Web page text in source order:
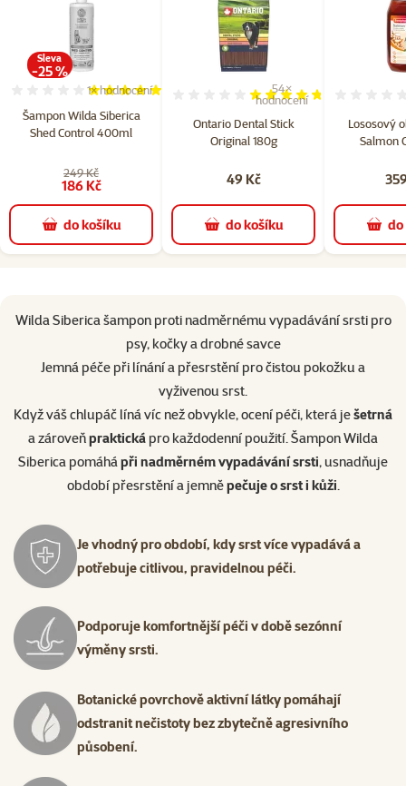
Šampon Wilda Siberica
Shed Control 400ml
Hodnocení 100%, počet hodnocení: 1
1×hodnocení
249 Kč
186 Kč
Sleva
-25 %
do košíku
Ontario Dental Stick
Original 180g
Hodnocení 94%, počet
54×
hodnocení
49 Kč
do košíku
Lososový
Salmon
Wilda Siberica šampon proti nadměrnému vypadávání srsti pro
psy, kočky a drobné savce
Jemná péče při línání a přesrstění pro čistou pokožku a
vyživenou srst.
Když váš chlupáč líná víc než obvykle, ocení péči, která ješetrná
a zároveňpraktická pro každodenní použití. Šampon Wilda
Siberica pomáhápři nadměrném vypadávání srsti, usnadňuje
období přesrstění a jemněpečuje o srst i kůži.
Je vhodný pro období, kdy srst více vypadává a
potřebuje citlivou, pravidelnou péči.
Podporuje komfortnější péči v době sezónní
výměny srsti.
Botanické povrchově aktivní látky pomáhají
odstranit nečistoty bez zbytečně agresivního
působení.